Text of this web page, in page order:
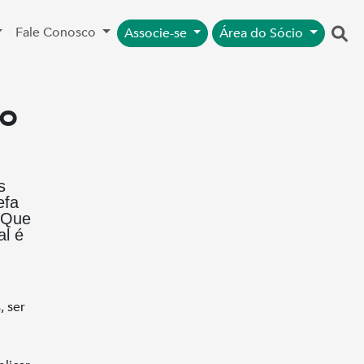
Fale Conosco Associe-se Área do Sócio
é
ser